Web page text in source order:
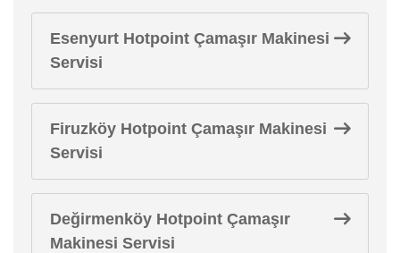
Esenyurt Hotpoint Çamaşır Makinesi
Servisi
Firuzköy Hotpoint Çamaşır Makinesi
Servisi
Değirmenköy Hotpoint Çamaşır
Makinesi Servisi